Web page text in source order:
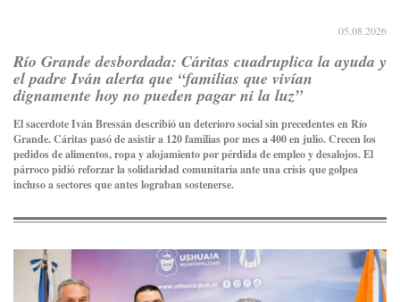
05.08.2026
Río Grande desbordada: Cáritas cuadruplica la ayuda y
el padre Iván alerta que “familias que vivían
dignamente hoy no pueden pagar ni la luz”
El sacerdote Iván Bressán describió un deterioro social sin precedentes en Río
Grande. Cáritas pasó de asistir a 120 familias por mes a 400 en julio. Crecen los
pedidos de alimentos, ropa y alojamiento por pérdida de empleo y desalojos. El
párroco pidió reforzar la solidaridad comunitaria ante una crisis que golpea
incluso a sectores que antes lograban sostenerse.